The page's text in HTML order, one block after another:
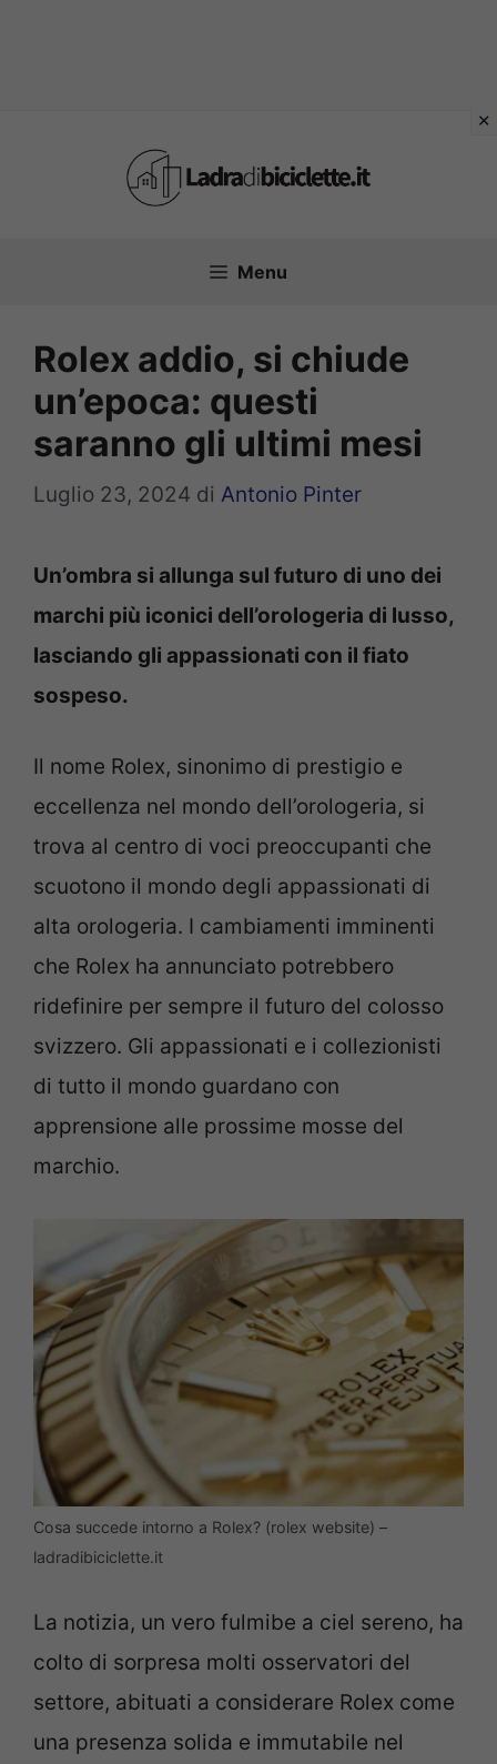
Menu
Rolex addio, si chiude
un’epoca: questi
saranno gli ultimi mesi
Luglio 23, 2024 di Antonio Pinter
Un’ombra si allunga sul futuro di uno dei
marchi più iconici dell’orologeria di lusso,
lasciando gli appassionati con il fiato
sospeso.
Il nome Rolex, sinonimo di prestigio e
eccellenza nel mondo dell’orologeria, si
trova al centro di voci preoccupanti che
scuotono il mondo degli appassionati di
alta orologeria. I cambiamenti imminenti
che Rolex ha annunciato potrebbero
ridefinire per sempre il futuro del colosso
svizzero. Gli appassionati e i collezionisti
di tutto il mondo guardano con
apprensione alle prossime mosse del
marchio.
Cosa succede intorno a Rolex? (rolex website) –
ladradibiciclette.it
La notizia, un vero fulmibe a ciel sereno, ha
colto di sorpresa molti osservatori del
settore, abituati a considerare Rolex come
una presenza solida e immutabile nel